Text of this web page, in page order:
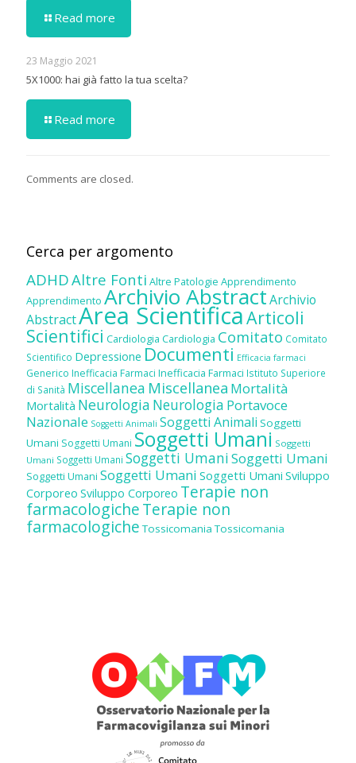
Read more
23 Maggio 2021
5X1000: hai già fatto la tua scelta?
Read more
Comments are closed.
Cerca per argomento
ADHDAltre Fonti Altre Patologie Apprendimento
Apprendimento Archivio AbstractArchivio
AbstractArea ScientificaArticoli
Scientifici Cardiologia Cardiologia Comitato Comitato
Scientifico Depressione Documenti Efficacia farmaci
Generico Inefficacia Farmaci Inefficacia Farmaci Istituto Superiore
di Sanità Miscellanea Miscellanea Mortalità
Mortalità Neurologia Neurologia Portavoce
Nazionale Soggetti Animali Soggetti Animali Soggetti
Umani Soggetti Umani Soggetti Umani Soggetti
Umani Soggetti Umani Soggetti UmaniSoggetti Umani
Soggetti Umani Soggetti Umani Soggetti Umani Sviluppo
Corporeo Sviluppo Corporeo Terapie non
farmacologicheTerapie non
farmacologiche Tossicomania Tossicomania